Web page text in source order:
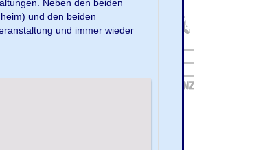
Neben den beiden
und den beiden
und immer wieder